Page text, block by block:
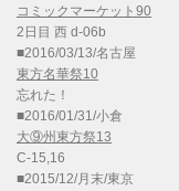
コミックマーケット90
2日目 西 d-06b
■2016/03/13/名古屋
東方名華祭10
忘れた！
■2016/01/31/小倉
大⑨州東方祭13
C-15,16
■2015/12/月末/東京